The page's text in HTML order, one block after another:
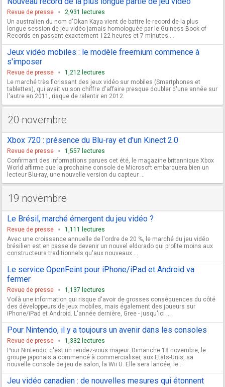
Revue de presse
2,931 lectures
Un australien du nom d'Okan Kaya vient de battre le record de la plus
longue session de jeu vidéo jamais homologuée par le Guiness Book of
Records en passant exactement 122 heures et 7 minutes ...
Jeux vidéo mobiles : le modèle freemium commence à
s'imposer
Revue de presse
1,212 lectures
Le marché très florissant des jeux vidéo sur mobiles (Smartphones et
tablettes), qui avait vu son chiffre d'affaire presque doubler d'une année sur
l'autre en 2011, risque de ralentir en 2012.
20 novembre
Xbox 720 : présence du Blu-ray et d'un Kinect 2.0
Revue de presse
1,557 lectures
Confirmant des informations parues cet été, le magazine britannique Xbox
World affirme que la prochaine console de Microsoft embarquera bien un
lecteur Blu-ray, une nouvelle version du capteur ...
19 novembre
Le Brésil, marché émergent du jeu vidéo ?
Revue de presse
1,111 lectures
Avec une croissance annuelle de l'ordre de 20 %, le marché du jeu vidéo
brésilien est en passe de devenir un nouvel eldorado qui profite moins aux
constructeurs traditionnels qu'aux nouveaux ...
Le service OpenFeint pour iPhone/iPad et Android va
fermer
Revue de presse
1,137 lectures
Voilà une information qui risque d'avoir de grosses conséquences du côté
des développeurs de jeux mobiles, mais également des joueurs sur
iPhone/iPad et Android. L'année dernière, Gree - jusqu'ici ...
Pour Nintendo, il y a toujours un avenir dans les consoles
Revue de presse
1,332 lectures
Pour Nintendo, c'est un rendez-vous majeur. Dimanche 18 novembre, le
groupe japonais a commencé à commercialiser, aux Etats-Unis, sa
nouvelle console de jeu de salon, la Wii U. Elle sera lancée, le...
Jeu vidéo canadien : de nouvelles mesures qui étonnent